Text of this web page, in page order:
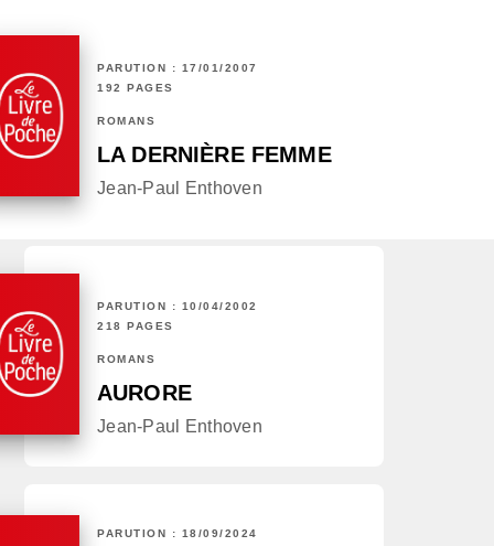
PARUTION : 17/01/2007
192 PAGES
ROMANS
LA DERNIÈRE FEMME
Jean-Paul Enthoven
PARUTION : 10/04/2002
218 PAGES
ROMANS
AURORE
Jean-Paul Enthoven
PARUTION : 18/09/2024